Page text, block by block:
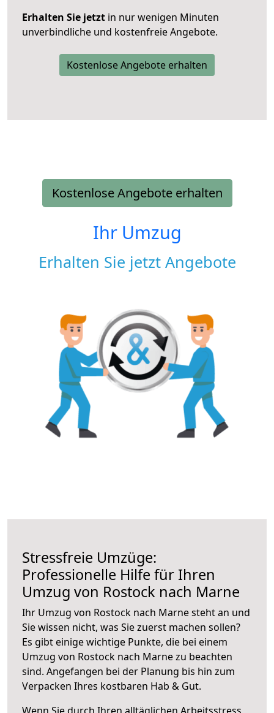
Erhalten Sie jetzt in nur wenigen Minuten
unverbindliche und kostenfreie Angebote.
Kostenlose Angebote erhalten
Kostenlose Angebote erhalten
Ihr Umzug
Erhalten Sie jetzt Angebote
Stressfreie Umzüge:
Professionelle Hilfe für Ihren
Umzug von Rostock nach Marne
Ihr Umzug von Rostock nach Marne steht an und
Sie wissen nicht, was Sie zuerst machen sollen?
Es gibt einige wichtige Punkte, die bei einem
Umzug von Rostock nach Marne zu beachten
sind. Angefangen bei der Planung bis hin zum
Verpacken Ihres kostbaren Hab & Gut.